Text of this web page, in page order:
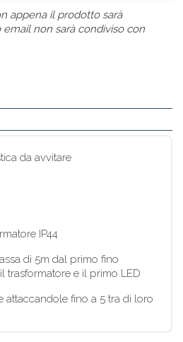
appena il prodotto sarà
non sarà condiviso con
da avvitare
IP44
di 5m dal primo fino
trasformatore e il primo LED
attaccandole fino a 5 tra di loro